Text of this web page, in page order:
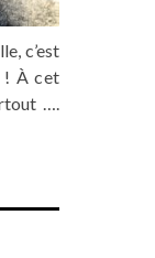
c’est
! À cet
….